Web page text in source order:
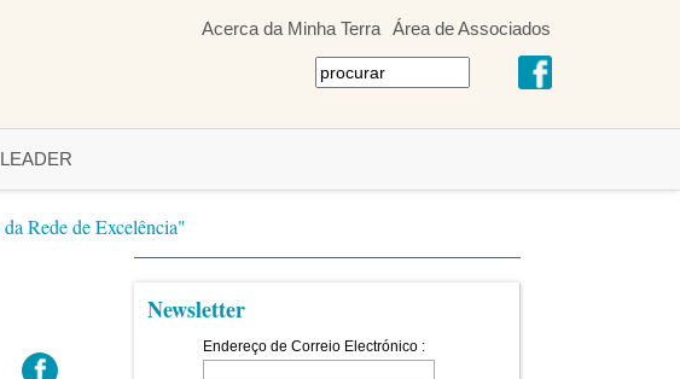
Acerca da Minha Terra Área de Associados
Rede de Excelência"
Newsletter